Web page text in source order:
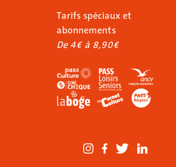
Tarifs spéciaux et
abonnements
De 4€ à 8,90€